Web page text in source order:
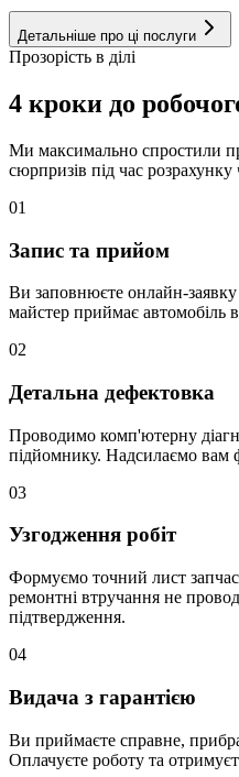
Детальніше про ці послуги
Прозорість в ділі
4 кроки до
Ми максимально спростили
сюрпризів під час розрахунку
01
Запис та прийом
Ви заповнюєте онлайн-
майстер приймає автомобіль
02
Детальна дефектовка
Проводимо комп'ютерну
підйомнику. Надсилаємо вам
03
Узгодження робіт
Формуємо точний лист
ремонтні втручання не
підтвердження.
04
Видача з гарантією
Ви приймаєте справне,
Оплачуєте роботу та